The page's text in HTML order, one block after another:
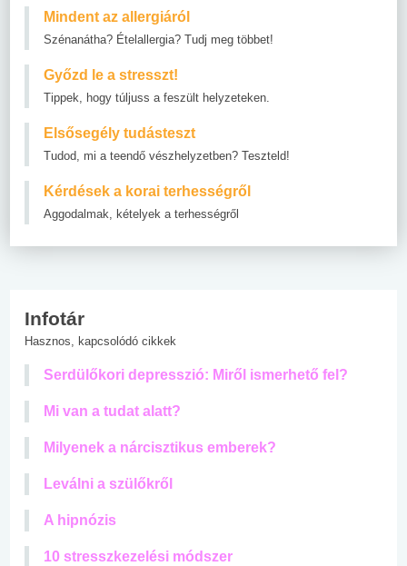
Mindent az allergiáról
Szénanátha? Ételallergia? Tudj meg többet!
Győzd le a stresszt!
Tippek, hogy túljuss a feszült helyzeteken.
Elsősegély tudásteszt
Tudod, mi a teendő vészhelyzetben? Teszteld!
Kérdések a korai terhességről
Aggodalmak, kételyek a terhességről
Infotár
Hasznos, kapcsolódó cikkek
Serdülőkori depresszió: Miről ismerhető fel?
Mi van a tudat alatt?
Milyenek a nárcisztikus emberek?
Leválni a szülőkről
A hipnózis
10 stresszkezelési módszer